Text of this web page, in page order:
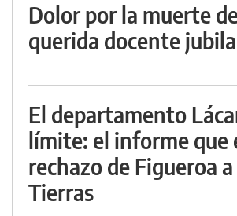
Dolor por la muerte
querida docente
El departamento
límite: el informe que
rechazo de Figueroa
Tierras